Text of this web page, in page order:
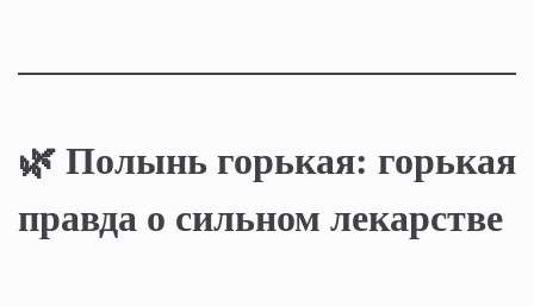
🌿 Полынь горькая: горькая
правда о сильном лекарстве